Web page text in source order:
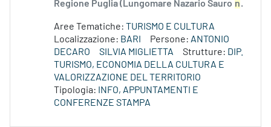
Regione Puglia (Lungomare Nazario Sauro n.
Aree Tematiche: TURISMO E CULTURA
Localizzazione: BARI Persone: ANTONIO
DECARO
SILVIA MIGLIETTA Strutture: DIP.
TURISMO, ECONOMIA DELLA CULTURA E
VALORIZZAZIONE DEL TERRITORIO
Tipologia:
INFO, APPUNTAMENTI E
CONFERENZE STAMPA